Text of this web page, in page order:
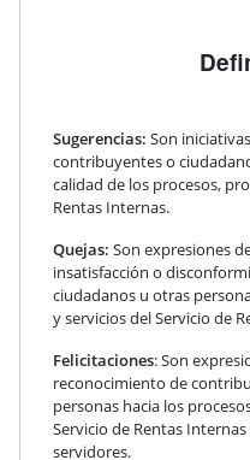
Sugerencias: Son
contribuyentes o
calidad de los procesos,
Rentas Internas.
Quejas: Son expresiones
insatisfacción o
ciudadanos u otras
y servicios del Servicio de
Felicitaciones: Son
reconocimiento de
personas hacia los
Servicio de Rentas
servidores.